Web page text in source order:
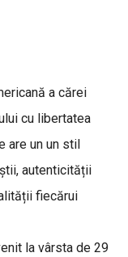
a cărei
cu libertatea
are un un stil
autenticității
fiecărui
la vârsta de 29